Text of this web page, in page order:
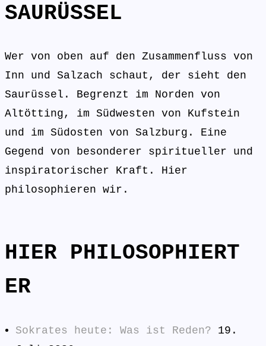
SAURÜSSEL
Wer von oben auf den Zusammenfluss von
Inn und Salzach schaut, der sieht den
Saurüssel. Begrenzt im Norden von
Altötting, im Südwesten von Kufstein
und im Südosten von Salzburg. Eine
Gegend von besonderer spiritueller und
inspiratorischer Kraft. Hier
philosophieren wir.
HIER PHILOSOPHIERT
ER
Sokrates heute: Was ist Reden?
19.